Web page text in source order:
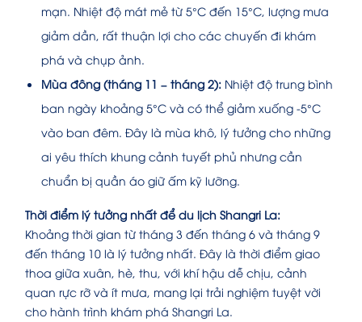
mạn. Nhiệt độ mát mẻ từ 5°C đến 15°C, lượng mưa
giảm dần, rất thuận lợi cho các chuyến đi khám
phá và chụp ảnh.
Mùa đông (tháng 11 – tháng 2): Nhiệt độ trung bình
ban ngày khoảng 5°C và có thể giảm xuống -5°C
vào ban đêm. Đây là mùa khô, lý tưởng cho những
ai yêu thích khung cảnh tuyết phủ nhưng cần
chuẩn bị quần áo giữ ấm kỹ lưỡng.
Thời điểm lý tưởng nhất để du lịch Shangri La:
Khoảng thời gian từ tháng 3 đến tháng 6 và tháng 9
đến tháng 10 là lý tưởng nhất. Đây là thời điểm giao
thoa giữa xuân, hè, thu, với khí hậu dễ chịu, cảnh
quan rực rỡ và ít mưa, mang lại trải nghiệm tuyệt vời
cho hành trình khám phá Shangri La.